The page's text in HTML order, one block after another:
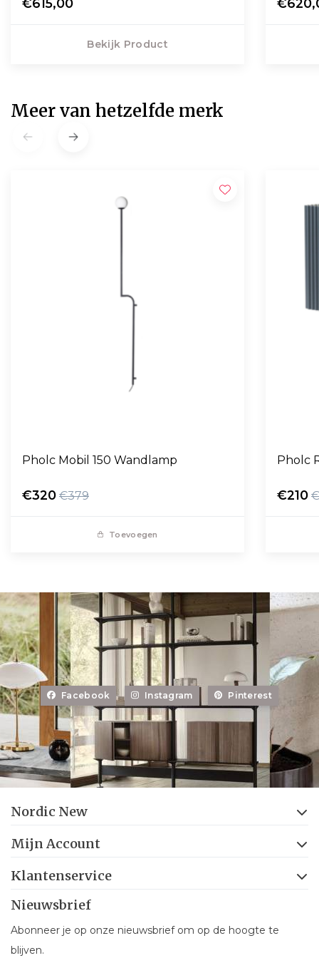
€615,00
Bekijk Product
Meer van hetzelfde merk
Pholc Mobil 150 Wandlamp
€320 €379
Toevoegen
Pholc
€210
Facebook Instagram Pinterest
Nordic New
Mijn Account
Klantenservice
Nieuwsbrief
Abonneer je op onze nieuwsbrief om op de hoogte te
blijven.